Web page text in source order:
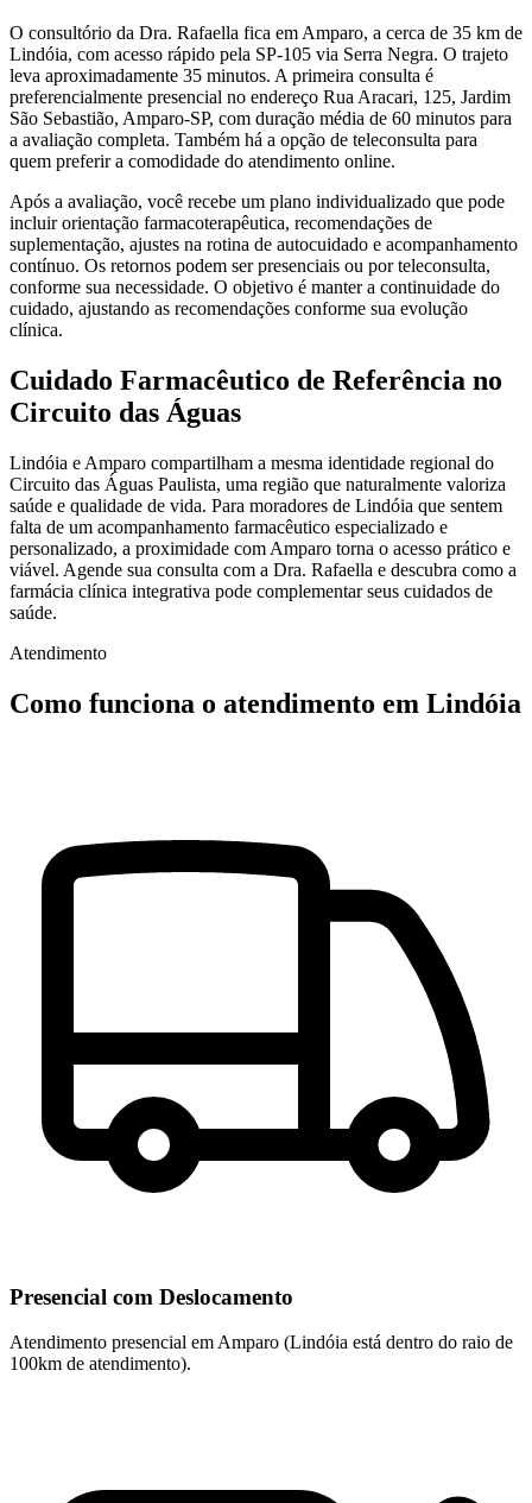
O consultório da Dra. Rafaella fica em Amparo, a cerca de 35 km de
Lindóia, com acesso rápido pela SP-105 via Serra Negra. O trajeto
leva aproximadamente 35 minutos. A primeira consulta é
preferencialmente presencial no endereço Rua Aracari, 125, Jardim
São Sebastião, Amparo-SP, com duração média de 60 minutos para
a avaliação completa. Também há a opção de teleconsulta para
quem preferir a comodidade do atendimento online.
Após a avaliação, você recebe um plano individualizado que pode
incluir orientação farmacoterapêutica, recomendações de
suplementação, ajustes na rotina de autocuidado e acompanhamento
contínuo. Os retornos podem ser presenciais ou por teleconsulta,
conforme sua necessidade. O objetivo é manter a continuidade do
cuidado, ajustando as recomendações conforme sua evolução
clínica.
Cuidado Farmacêutico de Referência no
Circuito das Águas
Lindóia e Amparo compartilham a mesma identidade regional do
Circuito das Águas Paulista, uma região que naturalmente valoriza
saúde e qualidade de vida. Para moradores de Lindóia que sentem
falta de um acompanhamento farmacêutico especializado e
personalizado, a proximidade com Amparo torna o acesso prático e
viável. Agende sua consulta com a Dra. Rafaella e descubra como a
farmácia clínica integrativa pode complementar seus cuidados de
saúde.
Atendimento
Como funciona o atendimento em Lindóia
Presencial com Deslocamento
Atendimento presencial em Amparo (Lindóia está dentro do raio de
100km de atendimento).